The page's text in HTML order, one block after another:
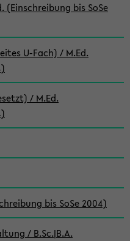
(Einschreibung bis SoSe
U-Fach) / M.Ed.
/ M.Ed.
bis SoSe 2004)
/ B.Sc.|B.A.